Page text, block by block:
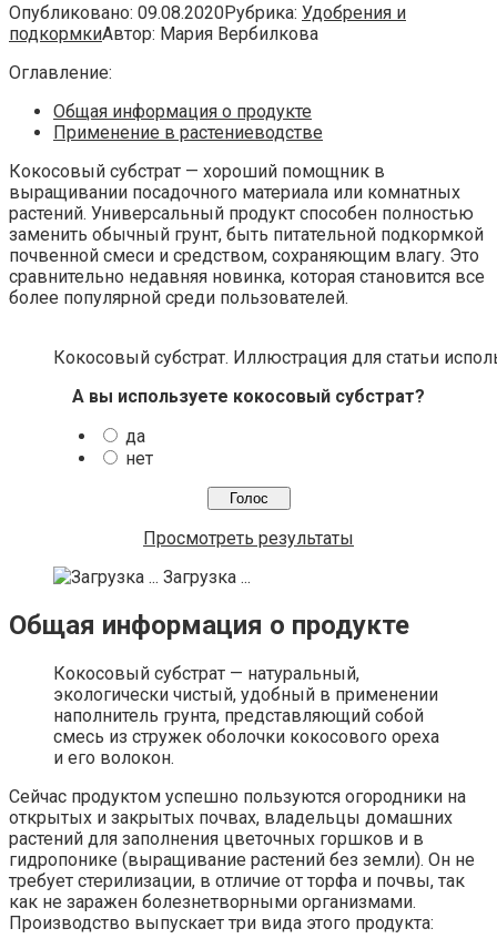
Опубликовано: 09.08.2020Рубрика: Удобрения и
подкормкиАвтор: Мария Вербилкова
Оглавление:
Общая информация о продукте
Применение в растениеводстве
Кокосовый субстрат — хороший помощник в
выращивании посадочного материала или комнатных
растений. Универсальный продукт способен полностью
заменить обычный грунт, быть питательной подкормкой
почвенной смеси и средством, сохраняющим влагу. Это
сравнительно недавняя новинка, которая становится все
более популярной среди пользователей.
Кокосовый субстрат. Иллюстрация для статьи
А вы используете кокосовый субстрат?
да
нет
Просмотреть результаты
Загрузка ...
Общая информация о продукте
Кокосовый субстрат — натуральный,
экологически чистый, удобный в применении
наполнитель грунта, представляющий собой
смесь из стружек оболочки кокосового ореха
и его волокон.
Сейчас продуктом успешно пользуются огородники на
открытых и закрытых почвах, владельцы домашних
растений для заполнения цветочных горшков и в
гидропонике (выращивание растений без земли). Он не
требует стерилизации, в отличие от торфа и почвы, так
как не заражен болезнетворными организмами.
Производство выпускает три вида этого продукта: